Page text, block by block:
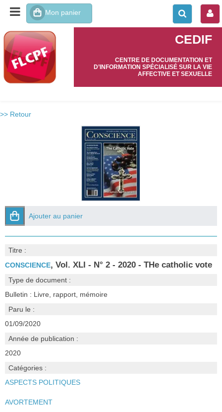
CEDIF
CENTRE DE DOCUMENTATION ET
D’INFORMATION SPÉCIALISÉ SUR LA VIE
AFFECTIVE ET SEXUELLE
>> Retour
Ajouter au panier
Titre :
CONSCIENCE, Vol. XLI - N° 2 - 2020 - THe catholic vote
Type de document :
Bulletin : Livre, rapport, mémoire
Paru le :
01/09/2020
Année de publication :
2020
Catégories :
ASPECTS POLITIQUES
AVORTEMENT